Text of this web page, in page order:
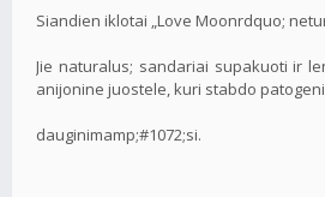
Siandien iklotai „Love Moonrdquo;
Jie naturalus; sandariai supakuoti ir
anijonine juostele, kuri stabdo
dauginimamp;#1072;si.